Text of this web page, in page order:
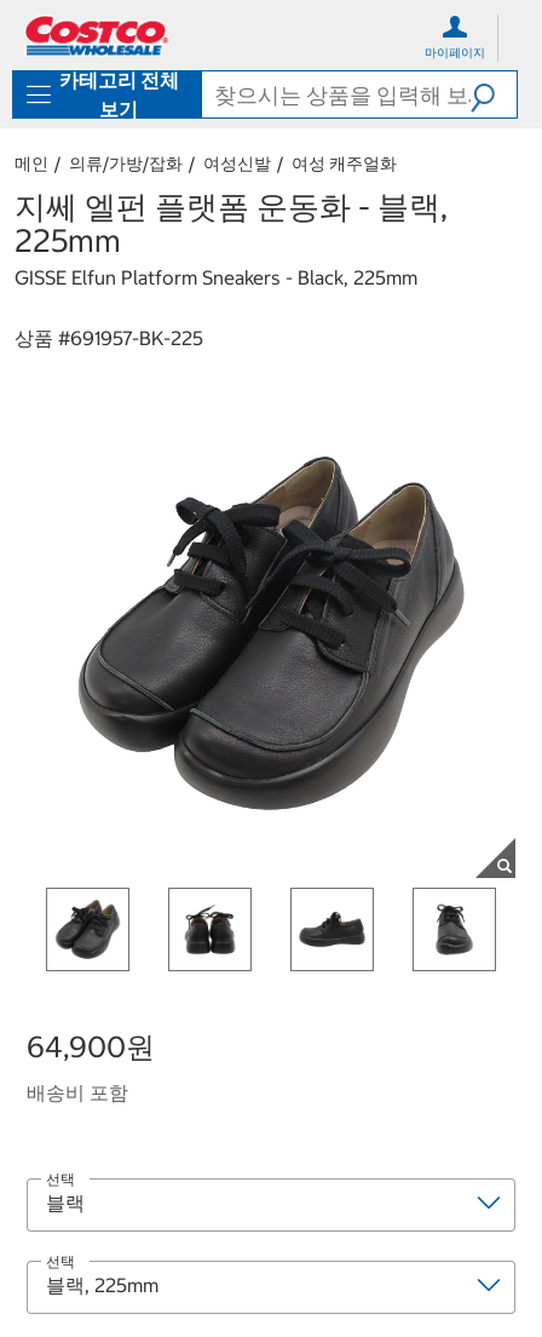
로
기
가
마이페이지
카테고리 전체
보기
메인 의류/가방/잡화 여성신발 여성 캐주얼화
지쎄 엘펀 플랫폼 운동화 - 블랙,
225mm
GISSE Elfun Platform Sneakers - Black, 225mm
상품 #691957-BK-225
64,900원
배송비 포함
선택
선택